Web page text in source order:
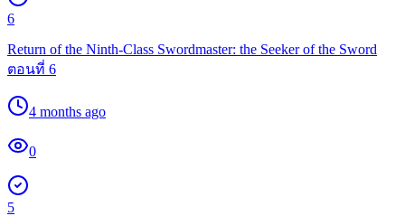
6
Return of the Ninth-Class Swordmaster: the Seeker of the Sword
ตอนที่ 6
4 months ago
0
5